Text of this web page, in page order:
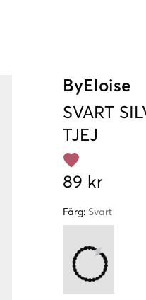
ByEloise
SVART
TJEJ
89 kr
Färg: Svart